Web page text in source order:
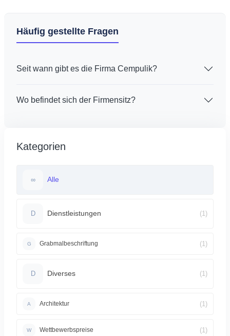
Häufig gestellte Fragen
Seit wann gibt es die Firma Cempulik?
Wo befindet sich der Firmensitz?
Kategorien
∞ Alle
D Dienstleistungen (1)
G Grabmalbeschriftung (1)
D Diverses (1)
A Architektur (1)
W Wettbewerbspreise (1)